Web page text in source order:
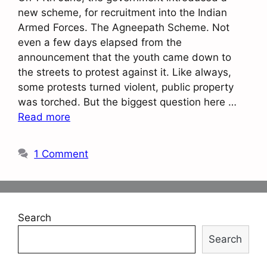
new scheme, for recruitment into the Indian
Armed Forces. The Agneepath Scheme. Not
even a few days elapsed from the
announcement that the youth came down to
the streets to protest against it. Like always,
some protests turned violent, public property
was torched. But the biggest question here …
Read more
1 Comment
Search
Search